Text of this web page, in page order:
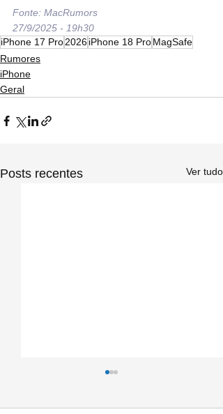
Fonte: MacRumors
27/9/2025 - 19h30
iPhone 17 Pro2026iPhone 18 ProMagSafe
Rumores
iPhone
Geral
Posts recentes Ver tudo